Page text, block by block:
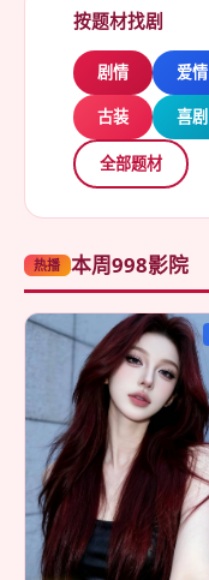
按题材找剧
剧情 爱情
古装 喜剧
全部题材
热播 本周998影院